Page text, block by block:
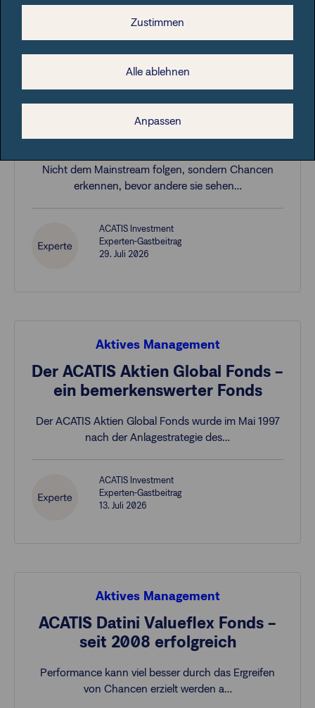
Weitere Anlagestrategien:
Aktives Management
Dem Morgen ein gutes Stück
voraus – wie Francesco Datini
Nicht dem Mainstream folgen, sondern Chancen
erkennen, bevor andere sie sehen…
ACATIS Investment
Experten-Gastbeitrag
29. Juli 2026
Aktives Management
Der ACATIS Aktien Global Fonds –
ein bemerkenswerter Fonds
Der ACATIS Aktien Global Fonds wurde im Mai 1997
nach der Anlagestrategie des…
ACATIS Investment
Experten-Gastbeitrag
13. Juli 2026
Aktives Management
ACATIS Datini Valueflex Fonds –
seit 2008 erfolgreich
Performance kann viel besser durch das Ergreifen
von Chancen erzielt werden a…
Zustimmen
Alle ablehnen
Anpassen